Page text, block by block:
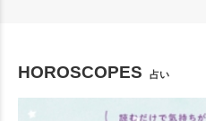
HOROSCOPES 占い